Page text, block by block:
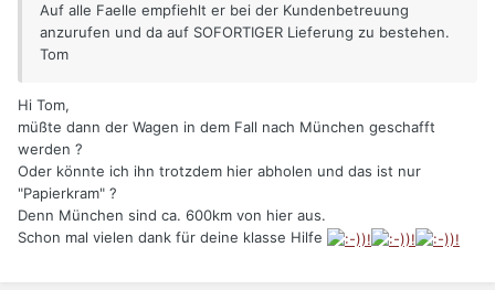
Auf alle Faelle empfiehlt er bei der Kundenbetreuung
anzurufen und da auf SOFORTIGER Lieferung zu bestehen.
Tom
Hi Tom,
müßte dann der Wagen in dem Fall nach München geschafft
werden ?
Oder könnte ich ihn trotzdem hier abholen und das ist nur
"Papierkram" ?
Denn München sind ca. 600km von hier aus.
Schon mal vielen dank für deine klasse Hilfe